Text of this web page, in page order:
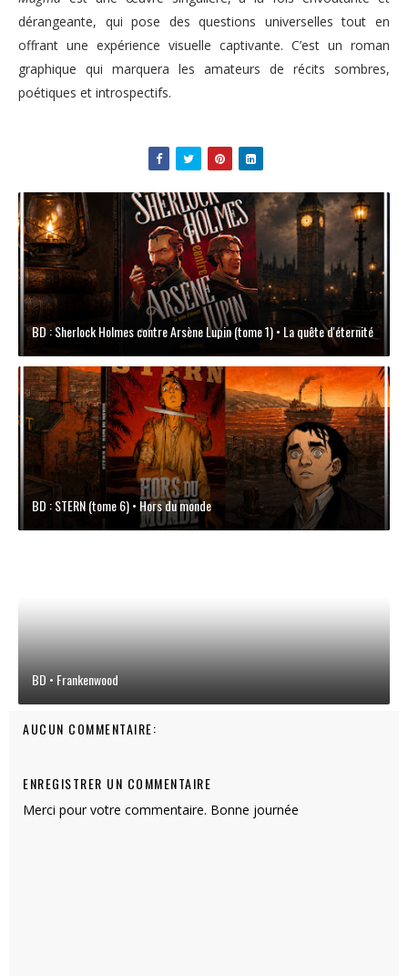
dérangeante, qui pose des questions universelles tout en
offrant une expérience visuelle captivante. C’est un roman
graphique qui marquera les amateurs de récits sombres,
poétiques et introspectifs.
BD : Sherlock Holmes contre Arsène Lupin (tome 1) • La quête d'éternité
BD : STERN (tome 6) • Hors du monde
BD • Frankenwood
AUCUN COMMENTAIRE:
ENREGISTRER UN COMMENTAIRE
Merci pour votre commentaire. Bonne journée